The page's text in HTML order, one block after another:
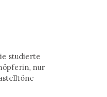
studierte
nur